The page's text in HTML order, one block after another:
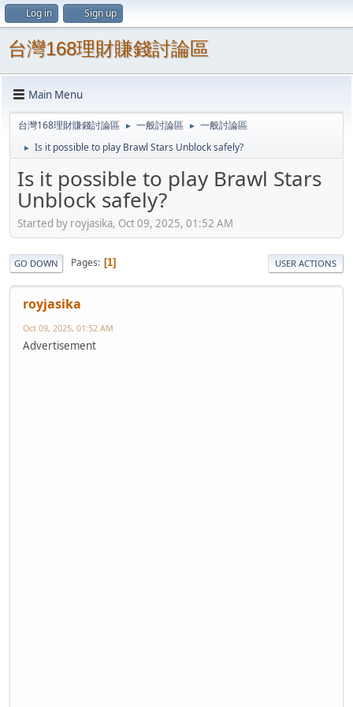
Log in Sign up
台灣168理財賺錢討論區
Main Menu
台灣168理財賺錢討論區 ► 一般討論區 ► 一般討論區
► Is it possible to play Brawl Stars Unblock safely?
Is it possible to play Brawl Stars
Unblock safely?
Started by royjasika, Oct 09, 2025, 01:52 AM
GO DOWN Pages 1 USER ACTIONS
royjasika
Oct 09, 2025, 01:52 AM
Advertisement